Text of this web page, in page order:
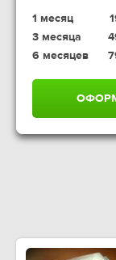
1 месяц
3 месяца
6 месяцев